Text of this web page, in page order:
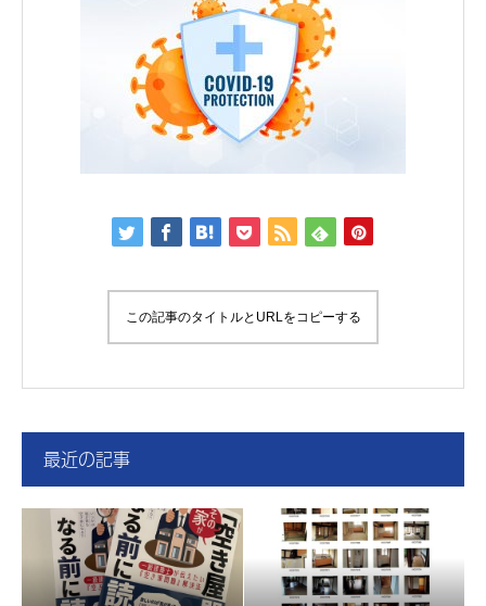
この記事のタイトルとURLをコピーする
最近の記事